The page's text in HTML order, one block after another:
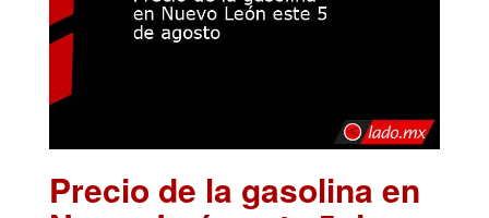
Precio de la gasolina en